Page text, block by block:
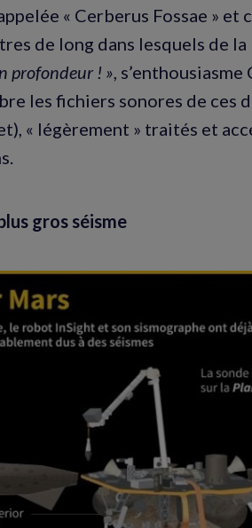
« Cerberus Fossae » et
de long dans lesquels de la
profondeur ! » ,
les fichiers sonores de ces
« légèrement » traités et
gros séisme
Agrandir
l'image